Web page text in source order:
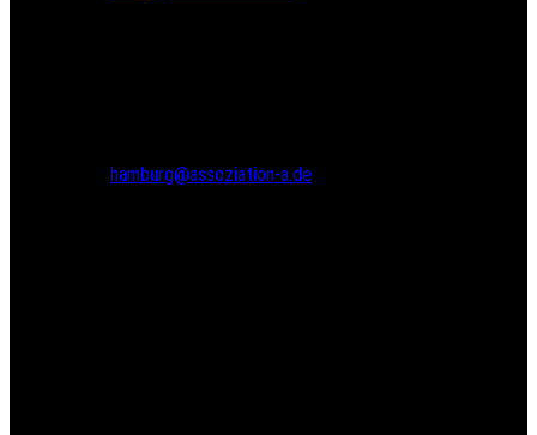
hamburg@assoziation-a.de